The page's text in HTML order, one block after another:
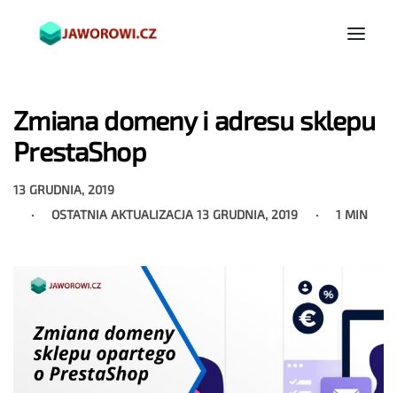
Zmiana domeny i adresu sklepu
PrestaShop
13 GRUDNIA, 2019
OSTATNIA AKTUALIZACJA13 GRUDNIA, 2019 1 MIN